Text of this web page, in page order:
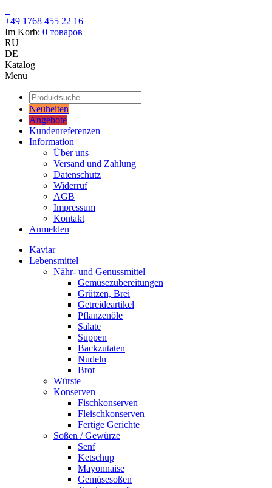
+49 1768 455 22 16
Im Korb: 0 товаров
RU
DE
Katalog
Menü
Neuheiten
Angebote
Kundenreferenzen
Information
Über uns
Versand und Zahlung
Datenschutz
Widerruf
AGB
Impressum
Kontakt
Anmelden
Kaviar
Lebensmittel
Nähr- und Genussmittel
Gemüsezubereitungen
Grützen, Brei
Getreideartikel
Pflanzenöle
Salate
Suppen
Backzutaten
Nudeln
Brot
Würste
Konserven
Fischkonserven
Fleischkonserven
Fertige Gerichte
Soßen / Gewürze
Senf
Ketschup
Mayonnaise
Gemüsesoßen